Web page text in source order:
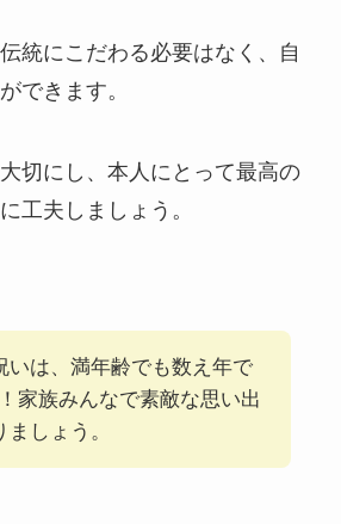
統にこだわる必要はなく、自
できます。
切にし、本人にとって最高の
工夫しましょう。
いは、満年齢でも数え年で
家族みんなで素敵な思い出
ましょう。